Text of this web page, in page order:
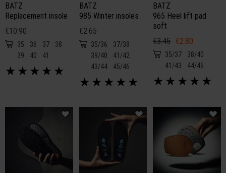
BATZ
Replacement insole
€10.90
35 36 37
38
39
40 41
★ ★ ★ ★ ★
BATZ
985 Winter insoles
€2.65
35/36
37/38
39/40
41/42
43/44
45/46
★ ★ ★ ★ ★
BATZ
965 Heel lift pad
soft
€3.45 €2.80
35/37
38/40
41/43
44/46
★ ★ ★ ★ ★